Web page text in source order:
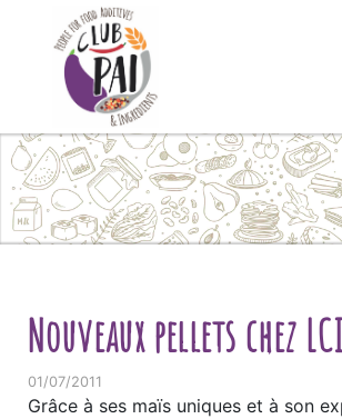
Skip to content
Nouveaux pellets chez
01/07/2011
Grâce à ses maïs uniques et à son